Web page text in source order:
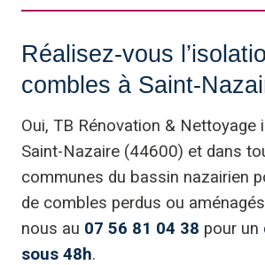
Réalisez-vous
combles à Saint-
Oui, TB Rénovation & Nettoyage
Saint-Nazaire (44600) et dans
communes du bassin nazairien
de combles perdus ou
nous au 07 56 81 04 38 pour un
sous 48h.